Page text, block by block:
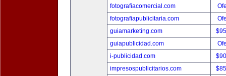
fotografiacomercial.com
fotografiapublicitaria.com
guiamarketing.com
guiapublicidad.com
i-publicidad.com
impresospublicitarios.com